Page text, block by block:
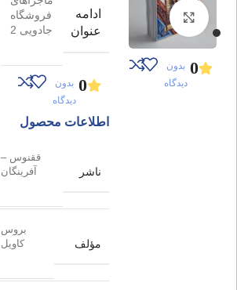
برای بزرگنمایی کلیک کنید
0 بدون
دیدگاه
ادامه
عنوان
فروشگاه
جادویی 2
0 بدون
دیدگاه
اطلاعات محصول
ناشر
ققنوس –
آفرینگان
مؤلف
بروس
کاویل